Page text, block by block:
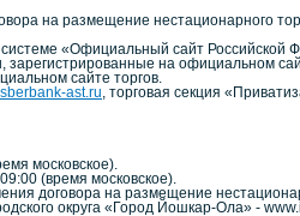
на размещение нестационарного
«Официальный сайт Российской
на официальном
сайте торгов.
ast.ru , торговая секция
московское).
(время московское).
договора на размещение
округа «Город Йошкар-Ола» -